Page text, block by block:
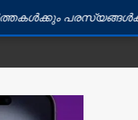
പരസ്യങ്ങൾക്കും